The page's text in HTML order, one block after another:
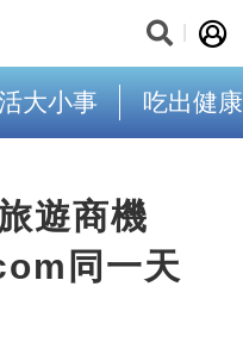
大小事 吃出健康
遊商機
同一天